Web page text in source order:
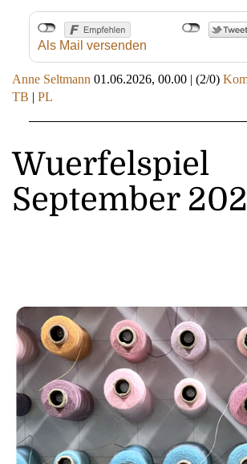
Als Mail versenden
Anne Seltmann 01.06.2026, 00.00 | (2/0)
TB | PL
Wuerfelspiel
September